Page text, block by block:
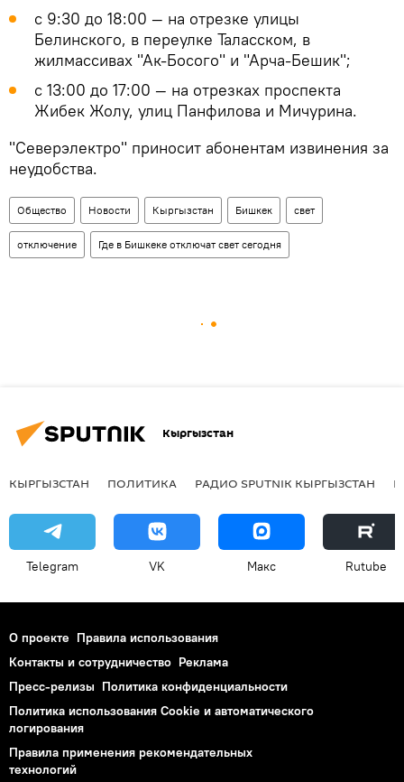
с 9:30 до 18:00 — на отрезке улицы
Белинского, в переулке Таласском, в
жилмассивах "Ак-Босого" и "Арча-Бешик";
с 13:00 до 17:00 — на отрезках проспекта
Жибек Жолу, улиц Панфилова и Мичурина.
"Северэлектро" приносит абонентам извинения за
неудобства.
Общество Новости Кыргызстан Бишкек свет
отключение Где в Бишкеке отключат свет сегодня
Кыргызстан
КЫРГЫЗСТАН ПОЛИТИКА РАДИО SPUTNIK КЫРГЫЗСТАН
Telegram VK Макс Rutube
О проекте Правила использования
Контакты и сотрудничество Реклама
Пресс-релизы Политика конфиденциальности
Политика использования Cookie и автоматического
логирования
Правила применения рекомендательных
технологий